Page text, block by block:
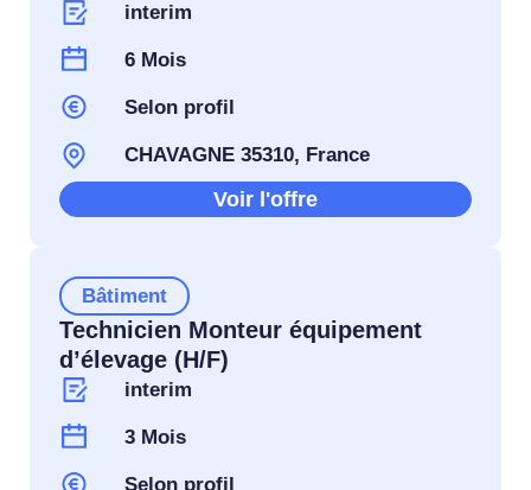
interim
6 Mois
Selon profil
CHAVAGNE 35310, France
Voir l'offre
Bâtiment
Technicien Monteur équipement
d’élevage (H/F)
interim
3 Mois
Selon profil